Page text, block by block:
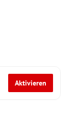
Aktivieren